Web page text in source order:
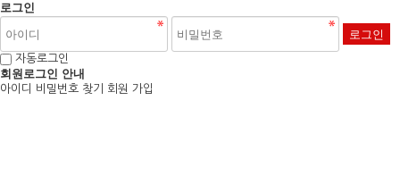
로그인
자동로그인
회원로그인 안내
아이디 비밀번호 찾기 회원 가입